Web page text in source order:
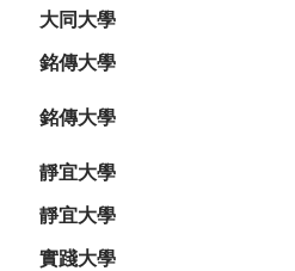
大同大學
銘傳大學
銘傳大學
靜宜大學
靜宜大學
實踐大學